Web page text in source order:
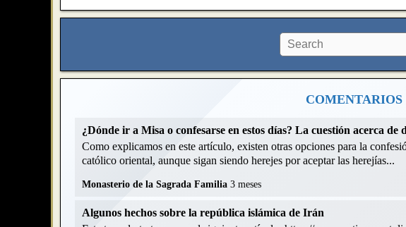
¿Dónde ir a Misa o confesarse en estos días? La cuestión acerca
Como explicamos en este artículo, existen otras opciones para la
católico oriental, aunque sigan siendo herejes por aceptar las herejías...
Monasterio de la Sagrada Familia 3 meses
Algunos hechos sobre la república islámica de Irán